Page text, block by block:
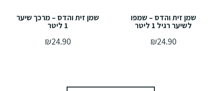
שמן זית והדס – שמפו
לשיער רגיל 1 ליטר
₪24.90
שמן זית והדס – מרכך שיער
1 ליטר
₪24.90